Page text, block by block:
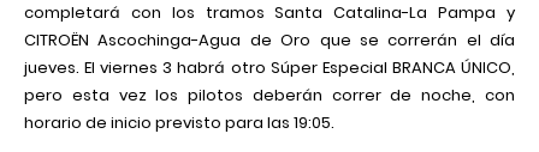
completará con los tramos Santa Catalina-La Pampa y
CITROËN Ascochinga-Agua de Oro que se correrán el día
jueves. El viernes 3 habrá otro Súper Especial BRANCA ÚNICO,
pero esta vez los pilotos deberán correr de noche, con
horario de inicio previsto para las 19:05.